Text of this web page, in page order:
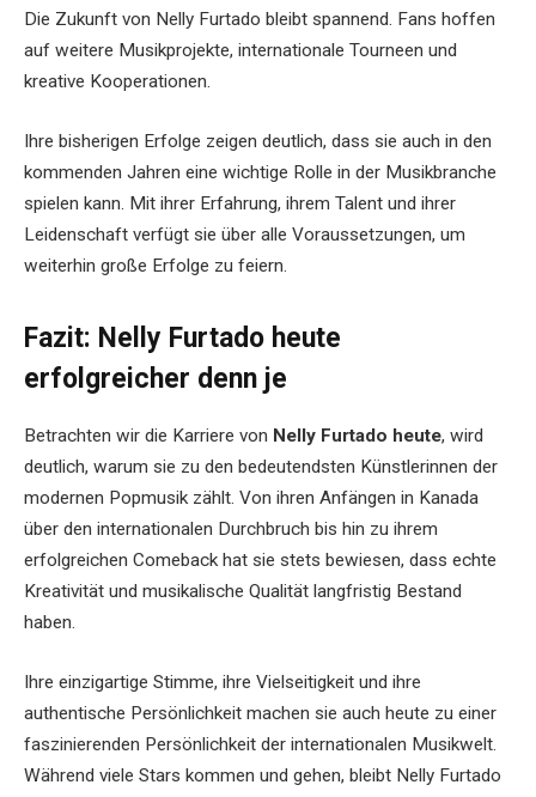
Die Zukunft von Nelly Furtado bleibt spannend. Fans hoffen
auf weitere Musikprojekte, internationale Tourneen und
kreative Kooperationen.
Ihre bisherigen Erfolge zeigen deutlich, dass sie auch in den
kommenden Jahren eine wichtige Rolle in der Musikbranche
spielen kann. Mit ihrer Erfahrung, ihrem Talent und ihrer
Leidenschaft verfügt sie über alle Voraussetzungen, um
weiterhin große Erfolge zu feiern.
Fazit: Nelly Furtado heute
erfolgreicher denn je
Betrachten wir die Karriere von Nelly Furtado heute, wird
deutlich, warum sie zu den bedeutendsten Künstlerinnen der
modernen Popmusik zählt. Von ihren Anfängen in Kanada
über den internationalen Durchbruch bis hin zu ihrem
erfolgreichen Comeback hat sie stets bewiesen, dass echte
Kreativität und musikalische Qualität langfristig Bestand
haben.
Ihre einzigartige Stimme, ihre Vielseitigkeit und ihre
authentische Persönlichkeit machen sie auch heute zu einer
faszinierenden Persönlichkeit der internationalen Musikwelt.
Während viele Stars kommen und gehen, bleibt Nelly Furtado